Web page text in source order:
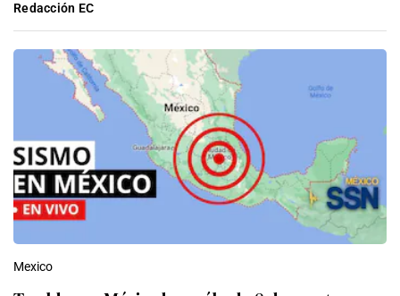
Redacción EC
Mexico